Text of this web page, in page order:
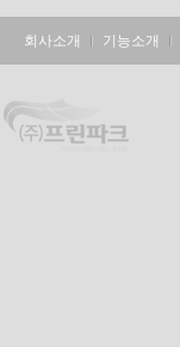
회사소개 기능소개